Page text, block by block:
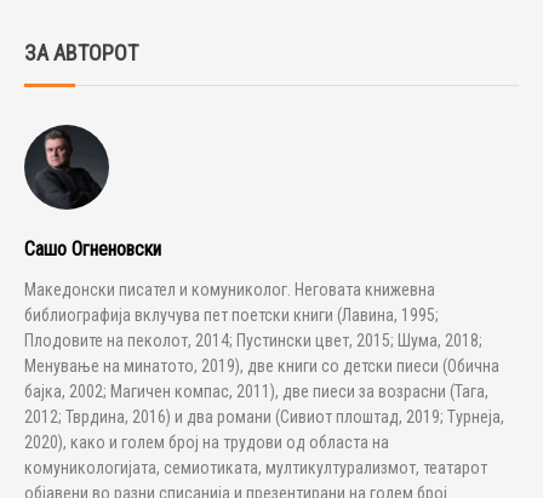
ЗА АВТОРОТ
Сашо Огненовски
Македонски писател и комуниколог. Неговата книжевна
библиографија вклучува пет поетски книги (Лавина, 1995;
Плодовите на пеколот, 2014; Пустински цвет, 2015; Шума, 2018;
Менување на минатото, 2019), две книги со детски пиеси (Обична
бајка, 2002; Магичен компас, 2011), две пиеси за возрасни (Тага,
2012; Тврдина, 2016) и два романи (Сивиот плоштад, 2019; Турнеја,
2020), како и голем број на трудови од областа на
комуникологијата, семиотиката, мултикултурализмот, театарот
објавени во разни списанија и презентирани на голем број